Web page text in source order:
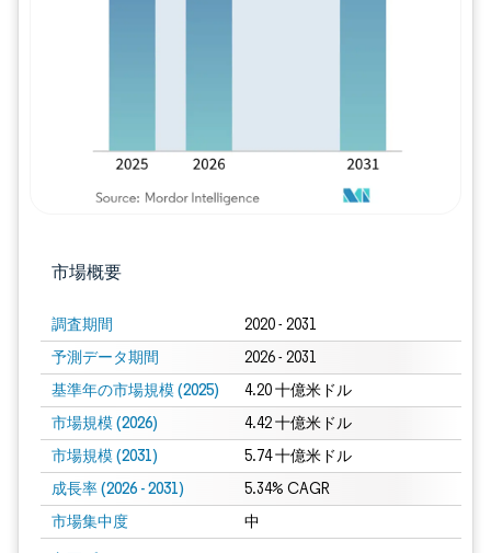
市場概要
調査期間 2020 - 2031
予測データ期間 2026 - 2031
基準年の市場規模 (2025) 4.20 十億米ドル
市場規模 (2026) 4.42 十億米ドル
市場規模 (2031) 5.74 十億米ドル
成長率 (2026 - 2031) 5.34% CAGR
市場集中度 中